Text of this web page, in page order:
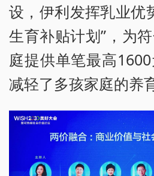
设，伊利发挥乳业优
生育补贴计划”，为
庭提供单笔最高
减轻了多孩家庭的养